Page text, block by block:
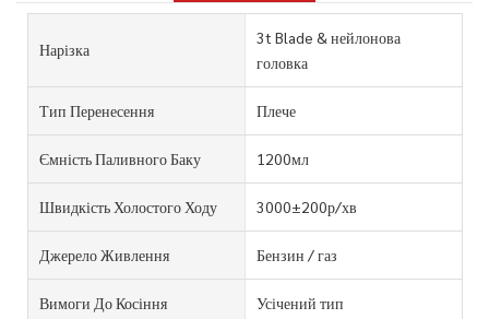
Нарізка
3t Blade & нейлонова
головка
Тип Перенесення Плече
Ємність Паливного Баку 1200мл
Швидкість Холостого Ходу 3000±200р/хв
Джерело Живлення Бензин / газ
Вимоги До Косіння Усічений тип